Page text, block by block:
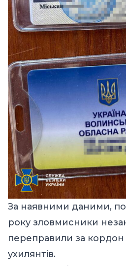
За наявними даними,
року зловмисники
переправили за кордон
ухилянтів.